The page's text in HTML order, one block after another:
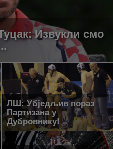
Извукли смо
ЛШ: Убједљив пораз
Партизана у
Дубровнику!